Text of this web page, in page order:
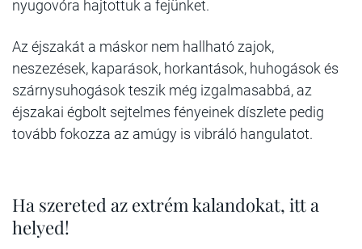
nyugovóra hajtottuk a fejünket.
Az éjszakát a máskor nem hallható zajok,
neszezések, kaparások, horkantások, huhogások és
szárnysuhogások teszik még izgalmasabbá, az
éjszakai égbolt sejtelmes fényeinek díszlete pedig
tovább fokozza az amúgy is vibráló hangulatot.
Ha szereted az extrém kalandokat, itt a
helyed!